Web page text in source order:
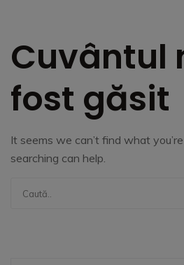
Cuvântul
fost găsit
It seems we can’t find what
searching can help.